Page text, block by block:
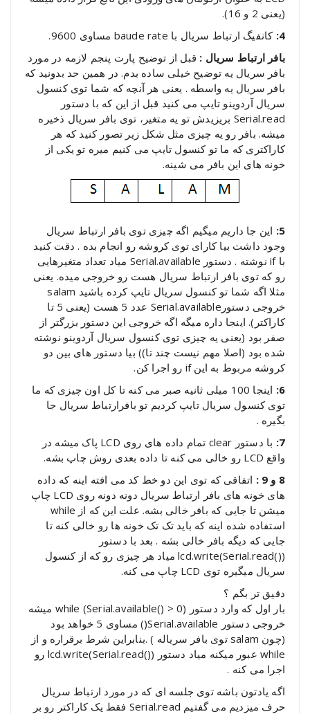
(یعنی 2 و 16).
4: کانفیگ ارتباط سریال با baude rate مساوی 9600.
بافر ارتباط سریال : قبل از توضیح پارت پنجم لازمه در مورد
بافر سریال یه توضیح خیلی ساده بدم. در همین حد بدونید که
بافر سریال یه واسطه . یعنی هر آنچه که شما توی کنسول
سریال آردوینو تایپ می کنید قبل از این که با دستور
Serial.read بریزیدش تو یه متغیر، توی بافر سریال ذخیره
میشه. بافر رو یه چیزی مثل شکل زیر تصور کنید که هر
کاراکتری که ما تو کنسول تایپ می کنیم میره تو یکی از
خونه های این بافر می شینه.
5: این جا داریم میگیم اگه چیزی توی بافر ارتباط سریال
وجود داشت بیا کارای توی کروشه رو انجام بده . دقت کنید
با if نوشته . دستور Serial.available میاد تعداد متغیرهایی
رو که توی بافر ارتباط سریال هست رو خروجی میده. یعنی
مثلا اگه شما تو کنسول سریال تایپ کرده باشید salam
خروجی دستورSerial.available عدد 5 هست (یعنی 5 تا
کاراکتر). اینجا داره میگه اگه خروجی این دستور بزرگتر از
صفر بود (یعنی یه چیزی توی کنسول سریال آردوینو نوشته
شده بود (اصلا مهم نیست چند تا)) بیا دستور های بین دو
کروشه مربوط به این if رو اجرا کن.
6:
اینجا 100 میلی ثانیه صبر می کنه تا کل اون چیزی که ما
توی کنسول سریال تایپ کردیم تو بافرارتباط سریال جا
بگیره .
7:
با دستور clear تمام داده های روی LCD پاک میشه در
واقع LCD رو خالی می کنه تا داده بعدی روش چاپ بشه.
8 و 9 :
اتفاقی که توی این دو خط کد می افته اینه که داده
های خونه های بافر ارتباط سریال دونه دونه روی LCD چاپ
میشن تا جایی که بافر خالی بشه. علت این که از while
استفاده شده اینه که باید تک تک خونه ها رو خالی کنه تا
جایی که دیگه بافر خالی بشه . بعد با دستور
(()lcd.write(Serial.read میاد هر چیزی رو که از کنسول
سریال میگیره توی LCD چاپ می کنه.
دقیق تر بگم ؟
بار اول که وارد دستور (while (Serial.available() > 0 میشه
خروجی دستور Serial.available() مساوی 5 خواهد بود
(چون salam توی بافر سریاله ) .بنابراین شرط برقراره و از
while عبور میکنه میاد دستور (()lcd.write(Serial.read رو
اجرا می کنه .
اگه یادتون باشه توی جلسه ای که در مورد ارتباط سریال
حرف میزدیم می گفتیم Serial.read فقط یک کاراکتر رو بر